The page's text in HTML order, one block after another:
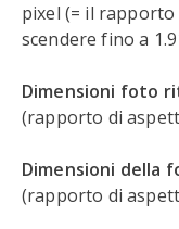
pixel (= il
scendere fino a
Dimensioni foto
(rapporto di
Dimensioni della
(rapporto di